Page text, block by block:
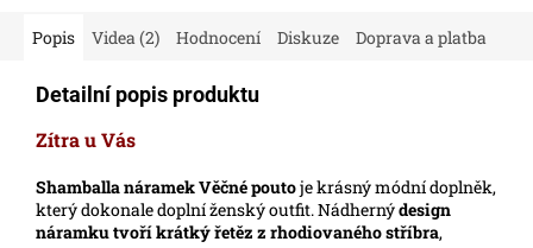
Popis Videa (2) Hodnocení Diskuze Doprava a platba
Detailní popis produktu
Zítra u Vás
Shamballa náramekVěčné poutoje krásný módní doplněk,
který dokonale doplní ženský outfit. Nádhernýdesign
náramku tvoří krátký řetěz z rhodiovaného stříbra,